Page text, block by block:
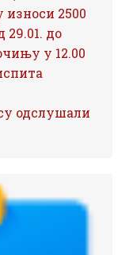
износи 2500
29.01. до
у 12.00
одслушали